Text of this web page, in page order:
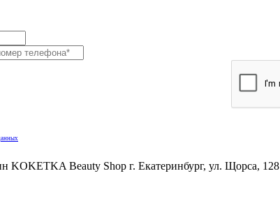
KOKETKA Beauty Shop г. Екатеринбург, ул. Щорса, 128